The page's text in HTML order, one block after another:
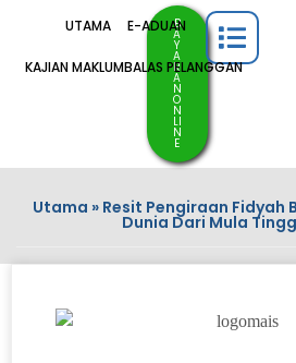
UTAMA E-ADUAN
KAJIAN MAKLUMBALAS PELANGGAN
B
A
Y
A
R
A
N
O
N
LI
N
E
Utama » Resit Pengiraan Fidyah
Dunia Dari Mula